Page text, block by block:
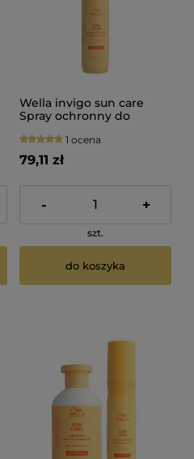
Wella invigo sun care
Spray ochronny do
1 ocena
79,11 zł
- +
szt.
do koszyka